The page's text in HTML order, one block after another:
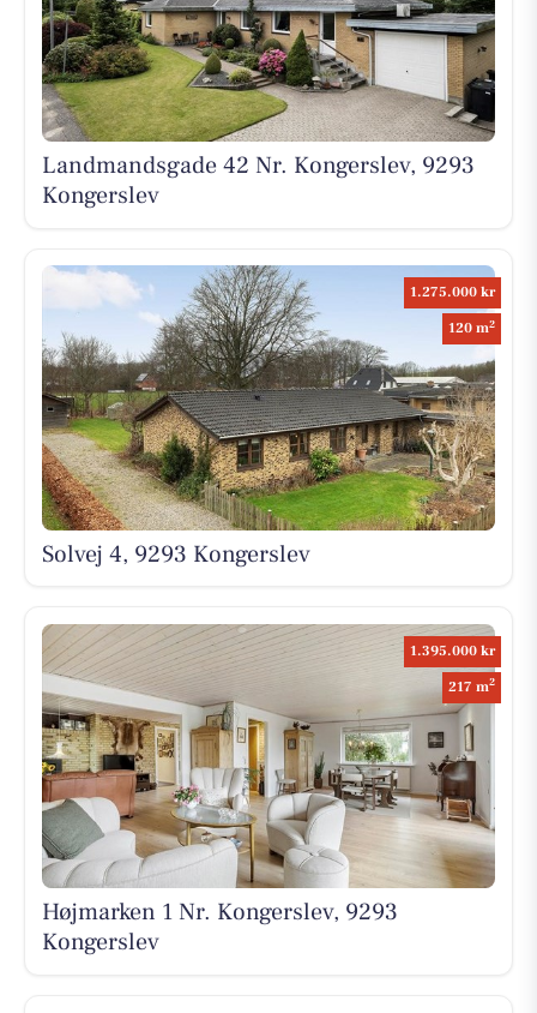
Landmandsgade 42 Nr. Kongerslev, 9293
Kongerslev
1.275.000 kr
120 m2
Solvej 4, 9293 Kongerslev
1.395.000 kr
217 m2
Højmarken 1 Nr. Kongerslev, 9293
Kongerslev